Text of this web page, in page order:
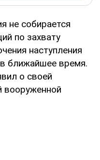
не собирается
по захвату
наступления
ближайшее время.
о своей
вооруженной